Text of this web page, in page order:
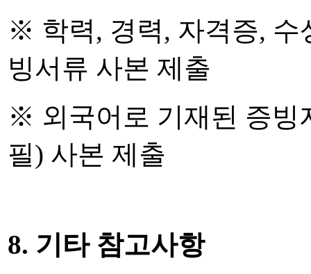
※ 학력, 경력, 자격증, 수
빙서류 사본 제출
※ 외국어로 기재된 증빙
필) 사본 제출
8. 기타 참고사항